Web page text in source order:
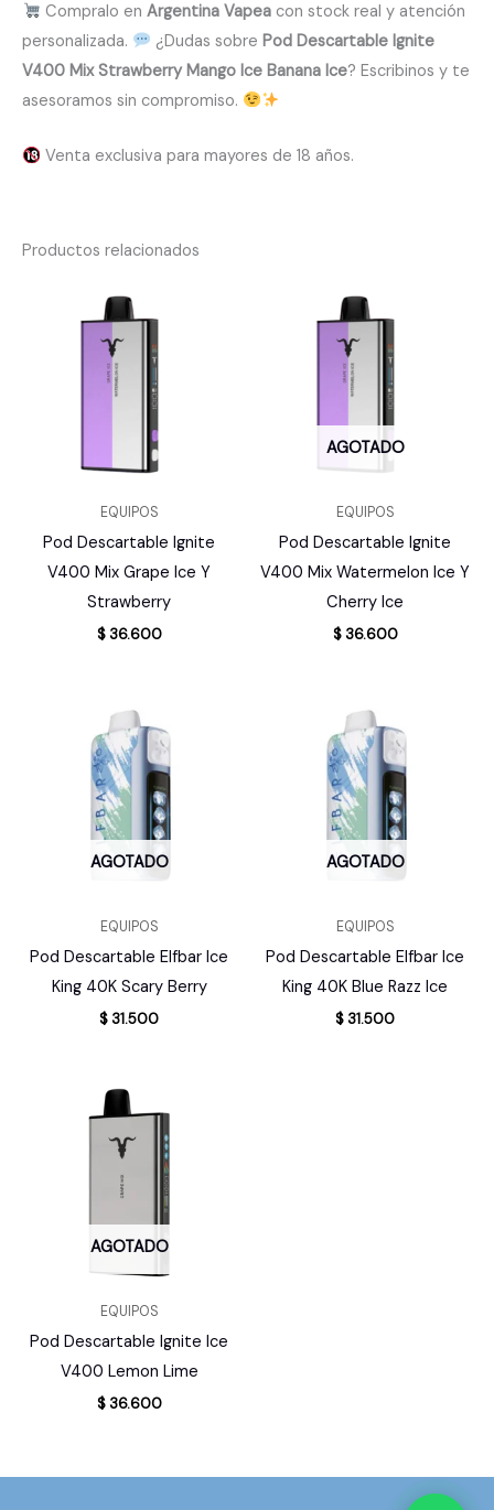
Compralo en Argentina Vapeacon stock real y atención
personalizada.
¿Dudas sobre Pod Descartable Ignite
V400 Mix Strawberry Mango Ice Banana Ice? Escribinos y te
asesoramos sin compromiso.
Venta exclusiva para mayores de 18 años.
Productos relacionados
EQUIPOS
Pod Descartable Ignite
V400 Mix Grape Ice Y
Strawberry
$36.600
AGOTADO
EQUIPOS
Pod Descartable Ignite
V400 Mix Watermelon Ice Y
Cherry Ice
$36.600
AGOTADO
EQUIPOS
Pod Descartable Elfbar Ice
King 40K Scary Berry
$ 31.500
AGOTADO
EQUIPOS
Pod Descartable Elfbar Ice
King 40K Blue Razz Ice
$ 31.500
AGOTADO
EQUIPOS
Pod Descartable Ignite Ice
V400 Lemon Lime
$36.600